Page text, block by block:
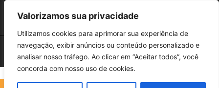
Valorizamos sua privacidade
Utilizamos cookies para aprimorar sua experiência de
navegação, exibir anúncios ou conteúdo personalizado e
analisar nosso tráfego. Ao clicar em “Aceitar todos”, você
concorda com nosso uso de cookies.